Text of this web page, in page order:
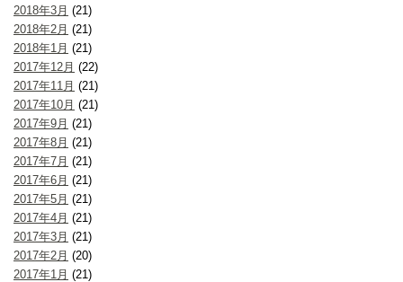
2018年3月 (21)
2018年2月 (21)
2018年1月 (21)
2017年12月 (22)
2017年11月 (21)
2017年10月 (21)
2017年9月 (21)
2017年8月 (21)
2017年7月 (21)
2017年6月 (21)
2017年5月 (21)
2017年4月 (21)
2017年3月 (21)
2017年2月 (20)
2017年1月 (21)